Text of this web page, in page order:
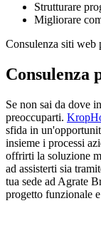
Strutturare
Migliorare
Consulenza siti web
Consulenza
Se non sai da dove
preoccuparti.
sfida in
insieme i processi
offrirti la soluzione
ad assisterti sia
tua sede ad Agrate
progetto funzionale